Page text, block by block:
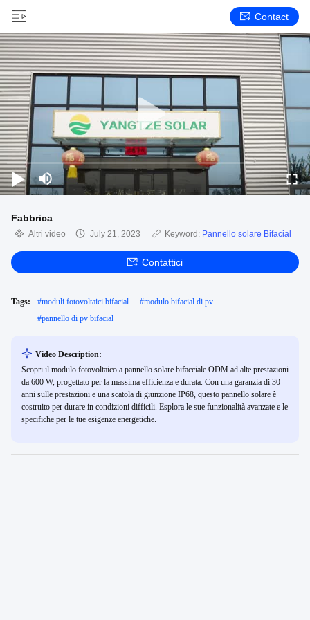
Contact
Fabbrica
Altri video July 21, 2023 Keyword: Pannello solare Bifacial
Contattici
Tags: #moduli fotovoltaici bifacial #modulo bifacial di pv
#pannello di pv bifacial
Video Description:
Scopri il modulo fotovoltaico a pannello solare bifacciale ODM ad alte prestazioni
da 600 W, progettato per la massima efficienza e durata. Con una garanzia di 30
anni sulle prestazioni e una scatola di giunzione IP68, questo pannello solare è
costruito per durare in condizioni difficili. Esplora le sue funzionalità avanzate e le
specifiche per le tue esigenze energetiche.